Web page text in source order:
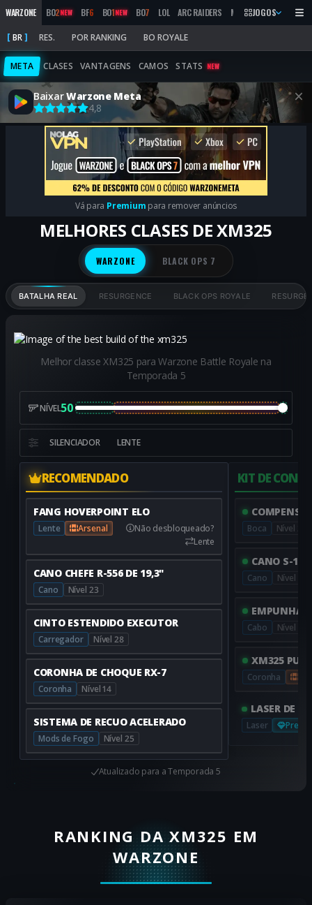
WARZONE BO2NEW BF6 BO1NEW BO7 LOL ARC RAIDERS MW 2019 MARATHON
JOGOS
BR RES. POR RANKING BO ROYALE
META CLASES VANTAGENS CAMOS STATS NEW
BaixarWarzone Meta
4,8
Vá para Premium para remover anúncios
MELHORES CLASES DE XM325
WARZONE BLACK OPS 7
BATALHA REAL RESURGENCE BLACK OPS ROYALE
Melhor classe XM325 para Warzone Battle Royale na
Temporada 5
NÍVEL50
SILENCIADOR LENTE
RECOMENDADO
FANG HOVERPOINT ELO
Lente Arsenal
Não desbloqueado?
Lente
CANO CHEFE R-556 DE 19,3"
Cano Nível 23
CINTO ESTENDIDO EXECUTOR
Carregador Nível 28
CORONHA DE CHOQUE RX-7
Coronha Nível 14
SISTEMA DE RECUO ACELERADO
Mods de Fogo Nível 25
KIT DE
Boca Nível 20
CANO S-100
Cano Nível 32
Cabo Nível 11
XM325
Coronha
LASER DE
Laser
Atualizado para a Temporada 5
RANKING DA XM325 EM
WARZONE